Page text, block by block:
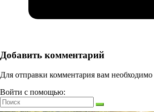
Добавить комментарий
Для отправки комментария вам необходимо
Войти с помощью: